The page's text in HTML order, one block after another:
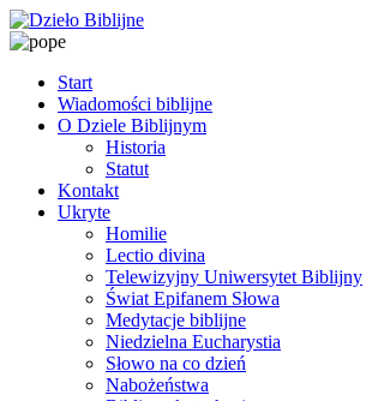
Start
Wiadomości biblijne
O Dziele Biblijnym
Historia
Statut
Kontakt
Ukryte
Homilie
Lectio divina
Telewizyjny Uniwersytet Biblijny
Świat Epifanem Słowa
Medytacje biblijne
Niedzielna Eucharystia
Słowo na co dzień
Nabożeństwa